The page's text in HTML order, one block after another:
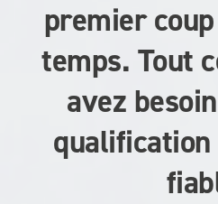
premier
temps. Tout
avez